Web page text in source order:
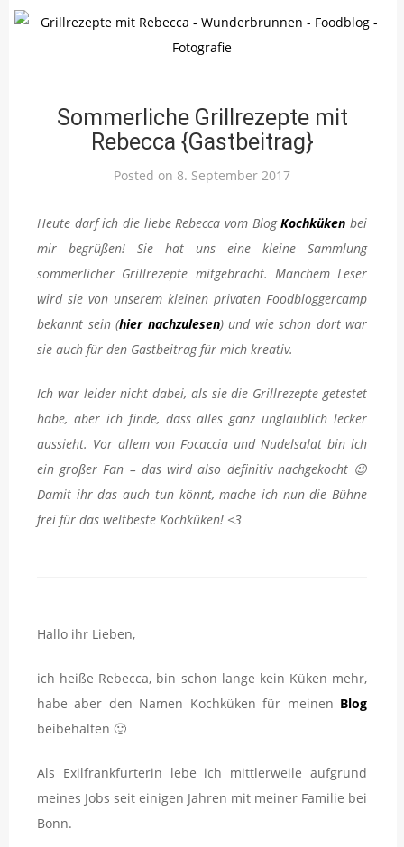
Sommerliche Grillrezepte mit
Rebecca {Gastbeitrag}
Posted on 8. September 2017
Heute darf ich die liebe Rebecca vom BlogKochküken bei
mir begrüßen! Sie hat uns eine kleine Sammlung
sommerlicher Grillrezepte mitgebracht. Manchem Leser
wird sie von unserem kleinen privaten Foodbloggercamp
bekannt sein (hier nachzulesen) und wie schon dort war
sie auch für den Gastbeitrag für mich kreativ.
Ich war leider nicht dabei, als sie die Grillrezepte getestet
habe, aber ich finde, dass alles ganz unglaublich lecker
aussieht. Vor allem von Focaccia und Nudelsalat bin ich
ein großer Fan – das wird also definitiv nachgekocht 😉
Damit ihr das auch tun könnt, mache ich nun die Bühne
frei für das weltbeste Kochküken! <3
Hallo ihr Lieben,
ich heiße Rebecca, bin schon lange kein Küken mehr,
habe aber den Namen Kochküken für meinen Blog
beibehalten 🙂
Als Exilfrankfurterin lebe ich mittlerweile aufgrund
meines Jobs seit einigen Jahren mit meiner Familie bei
Bonn.